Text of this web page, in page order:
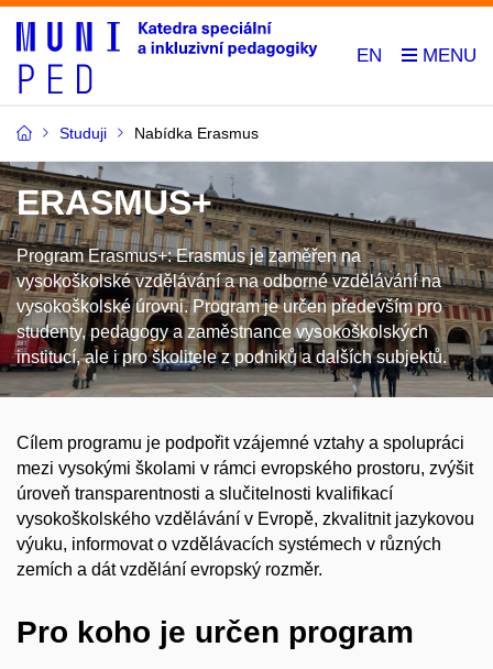
EN
Studuji Nabídka Erasmus
ERASMUS+
Program Erasmus+: Erasmus je zaměřen na
vysokoškolské vzdělávání a na odborné vzdělávání na
vysokoškolské úrovni. Program je určen především pro
studenty, pedagogy a zaměstnance vysokoškolských
institucí, ale i pro školitele z podniků a dalších subjektů.
Cílem programu je podpořit vzájemné vztahy a spolupráci
mezi vysokými školami v rámci evropského prostoru, zvýšit
úroveň transparentnosti a slučitelnosti kvalifikací
vysokoškolského vzdělávání v Evropě, zkvalitnit jazykovou
výuku, informovat o vzdělávacích systémech v různých
zemích a dát vzdělání evropský rozměr.
Pro koho je určen program